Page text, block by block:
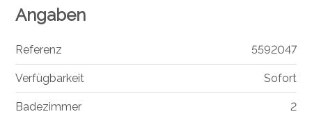
Angaben
Referenz 5592047
Verfügbarkeit Sofort
Badezimmer 2